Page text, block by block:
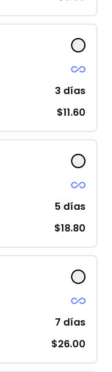
3 días
$11.60
5 días
$18.80
7 días
$26.00